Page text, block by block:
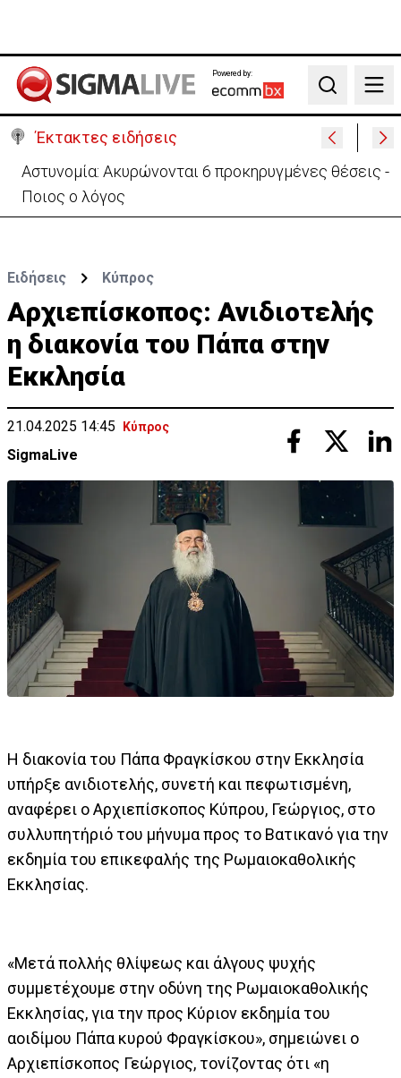
Powered by:
Search
Έκτακτες ειδήσεις
Αστυνομία: Ακυρώνονται 6 προκηρυγμένες θέσεις -
Ποιος ο λόγος
Ειδήσεις Κύπρος
Αρχιεπίσκοπος: Ανιδιοτελής
η διακονία του Πάπα στην
Εκκλησία
21.04.2025 14:45 Κύπρος
SigmaLive
Η διακονία του Πάπα Φραγκίσκου στην Εκκλησία
υπήρξε ανιδιοτελής, συνετή και πεφωτισμένη,
αναφέρει ο Αρχιεπίσκοπος Κύπρου, Γεώργιος, στο
συλλυπητήριό του μήνυμα προς το Βατικανό για την
εκδημία του επικεφαλής της Ρωμαιοκαθολικής
Εκκλησίας.
«Μετά πολλής θλίψεως και άλγους ψυχής
συμμετέχουμε στην οδύνη της Ρωμαιοκαθολικής
Εκκλησίας, για την προς Κύριον εκδημία του
αοιδίμου Πάπα κυρού Φραγκίσκου», σημειώνει ο
Αρχιεπίσκοπος Γεώργιος, τονίζοντας ότι «η